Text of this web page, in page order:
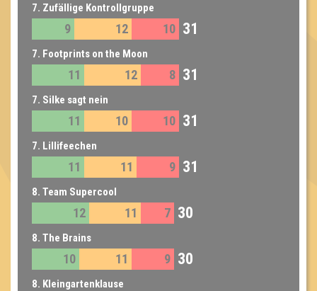
7. Zufällige Kontrollgruppe
9 12 10 31
7. Footprints on the Moon
11 12 8 31
7. Silke sagt nein
11 10 10 31
7. Lillifeechen
11 11 9 31
8. Team Supercool
12 11 7 30
8. The Brains
10 11 9 30
8. Kleingartenklause